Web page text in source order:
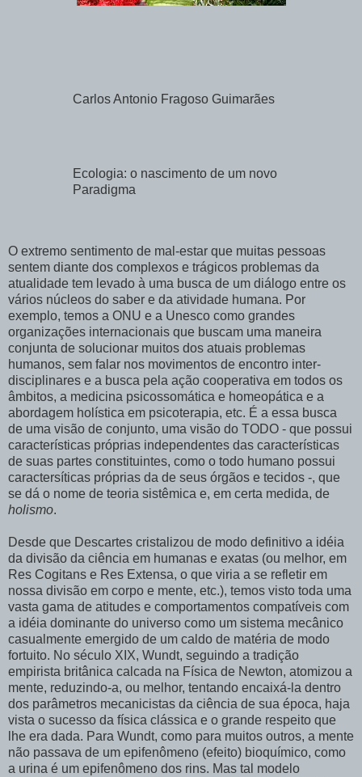
Carlos Antonio Fragoso Guimarães
Ecologia: o nascimento de um novo
Paradigma
O extremo sentimento de mal-estar que muitas pessoas
sentem diante dos complexos e trágicos problemas da
atualidade tem levado à uma busca de um diálogo entre os
vários núcleos do saber e da atividade humana. Por
exemplo, temos a ONU e a Unesco como grandes
organizações internacionais que buscam uma maneira
conjunta de solucionar muitos dos atuais problemas
humanos, sem falar nos movimentos de encontro inter-
disciplinares e a busca pela ação cooperativa em todos os
âmbitos, a medicina psicossomática e homeopática e a
abordagem holística em psicoterapia, etc. É a essa busca
de uma visão de conjunto, uma visão do TODO - que possui
características próprias independentes das características
de suas partes constituintes, como o todo humano possui
caractersíticas próprias da de seus órgãos e tecidos -, que
se dá o nome de teoria sistêmica e, em certa medida, de
holismo.
Desde que Descartes cristalizou de modo definitivo a idéia
da divisão da ciência em humanas e exatas (ou melhor, em
Res Cogitans e Res Extensa, o que viria a se refletir em
nossa divisão em corpo e mente, etc.), temos visto toda uma
vasta gama de atitudes e comportamentos compatíveis com
a idéia dominante do universo como um sistema mecânico
casualmente emergido de um caldo de matéria de modo
fortuito. No século XIX, Wundt, seguindo a tradição
empirista britânica calcada na Física de Newton, atomizou a
mente, reduzindo-a, ou melhor, tentando encaixá-la dentro
dos parâmetros mecanicistas da ciência de sua época, haja
vista o sucesso da física clássica e o grande respeito que
lhe era dada. Para Wundt, como para muitos outros, a mente
não passava de um epifenômeno (efeito) bioquímico, como
a urina é um epifenômeno dos rins. Mas tal modelo